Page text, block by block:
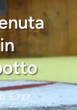
5.727